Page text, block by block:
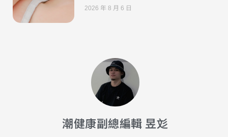
2026 年 8 月 6 日
潮健康副總編輯 昱彣